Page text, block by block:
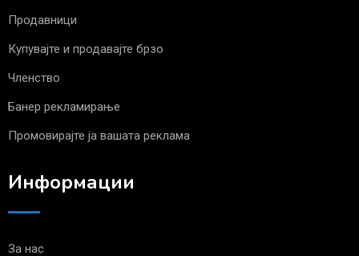
Продавници
Купувајте и продавајте брзо
Членство
Банер рекламирање
Промовирајте ја вашата реклама
Информации
За нас